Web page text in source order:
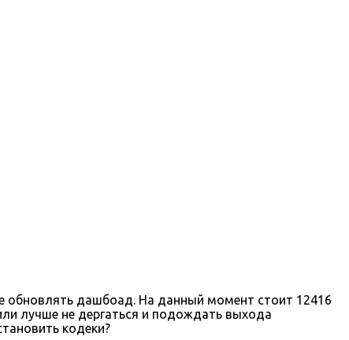
обновлять дашбоад. На данный момент стоит 12416
лучше не дергаться и подождать выхода
кодеки?